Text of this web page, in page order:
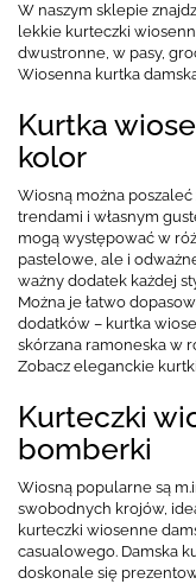
W naszym sklepie
lekkie kurteczki
dwustronne, w pasy,
Wiosenna kurtka
Kurtka
kolor
Wiosną można
trendami i własnym
mogą występować w
pastelowe, ale i
ważny dodatek każdej
Można je łatwo
dodatków – kurtka
skórzana ramoneska w
Zobacz eleganckie
Kurteczki
bomberki
Wiosną popularne są
swobodnych krojów,
kurteczki wiosenne
casualowego. Damska
doskonale się